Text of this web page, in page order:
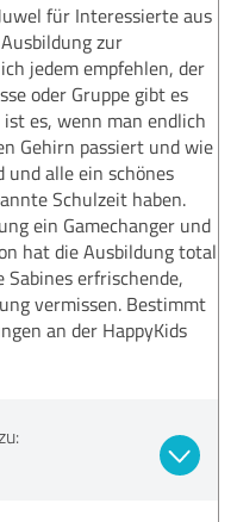
für Interessierte aus
zur
jedem empfehlen, der
oder Gruppe gibt es
es, wenn man endlich
Gehirn passiert und wie
und alle ein schönes
Schulzeit haben.
ein Gamechanger und
hat die Ausbildung total
erfrischende,
vermissen. Bestimmt
an der HappyKids